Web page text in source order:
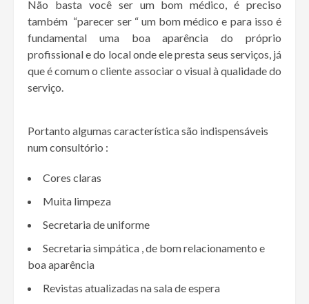
Não basta você ser um bom médico, é preciso
também “parecer ser “ um bom médico e para isso é
fundamental uma boa aparência do próprio
profissional e do local onde ele presta seus serviços, já
que é comum o cliente associar o visual à qualidade do
serviço.
Portanto algumas característica são indispensáveis
num consultório :
Cores claras
Muita limpeza
Secretaria de uniforme
Secretaria simpática , de bom relacionamento e
boa aparência
Revistas atualizadas na sala de espera